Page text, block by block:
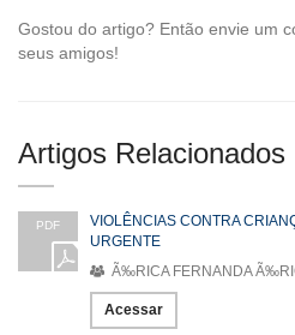
Gostou do artigo? Então envie um
seus amigos!
Artigos Relacionados
PDF
VIOLÊNCIAS CONTRA
URGENTE
Ã‰RICA FERNANDA
Acessar